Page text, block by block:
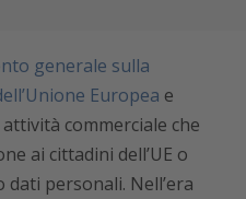
generale sulla
Europea e
commerciale che
ai cittadini dell’UE o
personali. Nell’era